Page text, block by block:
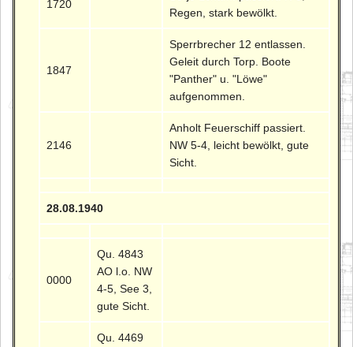
1720
Regen, stark bewölkt.
1847
Sperrbrecher 12 entlassen.
Geleit durch Torp. Boote
"Panther" u. "Löwe"
aufgenommen.
2146
Anholt Feuerschiff passiert.
NW 5-4, leicht bewölkt, gute
Sicht.
28.08.1940
0000
Qu. 4843
AO l.o. NW
4-5, See 3,
gute Sicht.
Qu. 4469